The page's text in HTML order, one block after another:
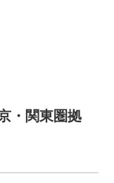
・関東圏拠